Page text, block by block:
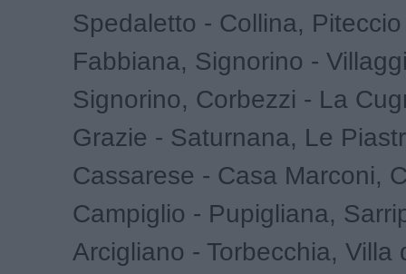
Spedaletto - Collina,
Fabbiana, Signorino -
Signorino, Corbezzi - La
Grazie - Saturnana, Le
Cassarese - Casa Marconi,
Campiglio - Pupigliana,
Arcigliano - Torbecchia, Villa